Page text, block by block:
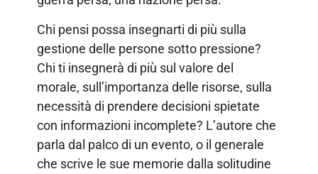
Chi pensi possa insegnarti di più sulla
gestione delle persone sotto pressione?
Chi ti insegnerà di più sul valore del
morale, sull’importanza delle risorse, sulla
necessità di prendere decisioni spietate
con informazioni incomplete? L’autore che
parla dal palco di un evento, o il generale
che scrive le sue memorie dalla solitudine